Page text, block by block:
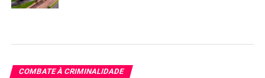
COMBATE À CRIMINALIDADE